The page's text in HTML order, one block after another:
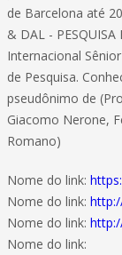
de Barcelona até
& DAL -
Internacional
de Pesquisa.
pseudônimo de
Giacomo Nerone,
Romano)
Nome do link:
Nome do link:
Nome do link:
Nome do link: